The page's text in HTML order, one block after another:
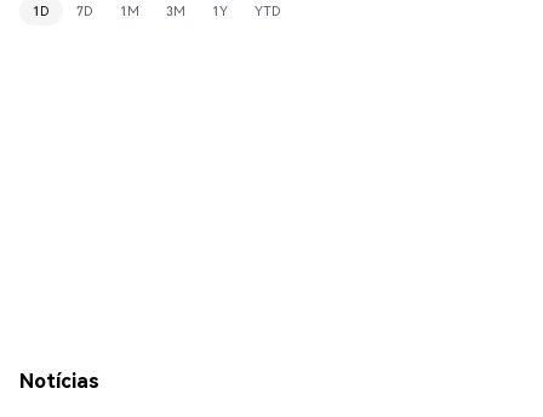
1D 7D 1M 3M 1Y YTD
Notícias